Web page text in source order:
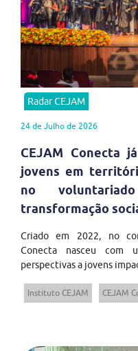
Radar CEJAM
24 de Julho de 2026
CEJAM Conecta
jovens em
no
transformação
Criado em 2022, no
Conecta nasceu com
perspectivas a jovens
Instituto CEJAM CEJAM